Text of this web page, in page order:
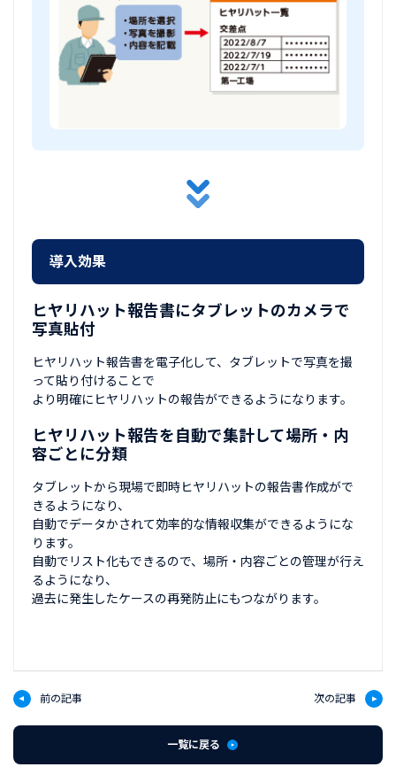
導入効果
ヒヤリハット報告書にタブレットのカメラで
写真貼付
ヒヤリハット報告書を電子化して、タブレットで写真を撮
って貼り付けることで
より明確にヒヤリハットの報告ができるようになります。
ヒヤリハット報告を自動で集計して場所・内
容ごとに分類
タブレットから現場で即時ヒヤリハットの報告書作成がで
きるようになり、
自動でデータかされて効率的な情報収集ができるようにな
ります。
自動でリスト化もできるので、場所・内容ごとの管理が行え
るようになり、
過去に発生したケースの再発防止にもつながります。
前の記事 次の記事
一覧に戻る